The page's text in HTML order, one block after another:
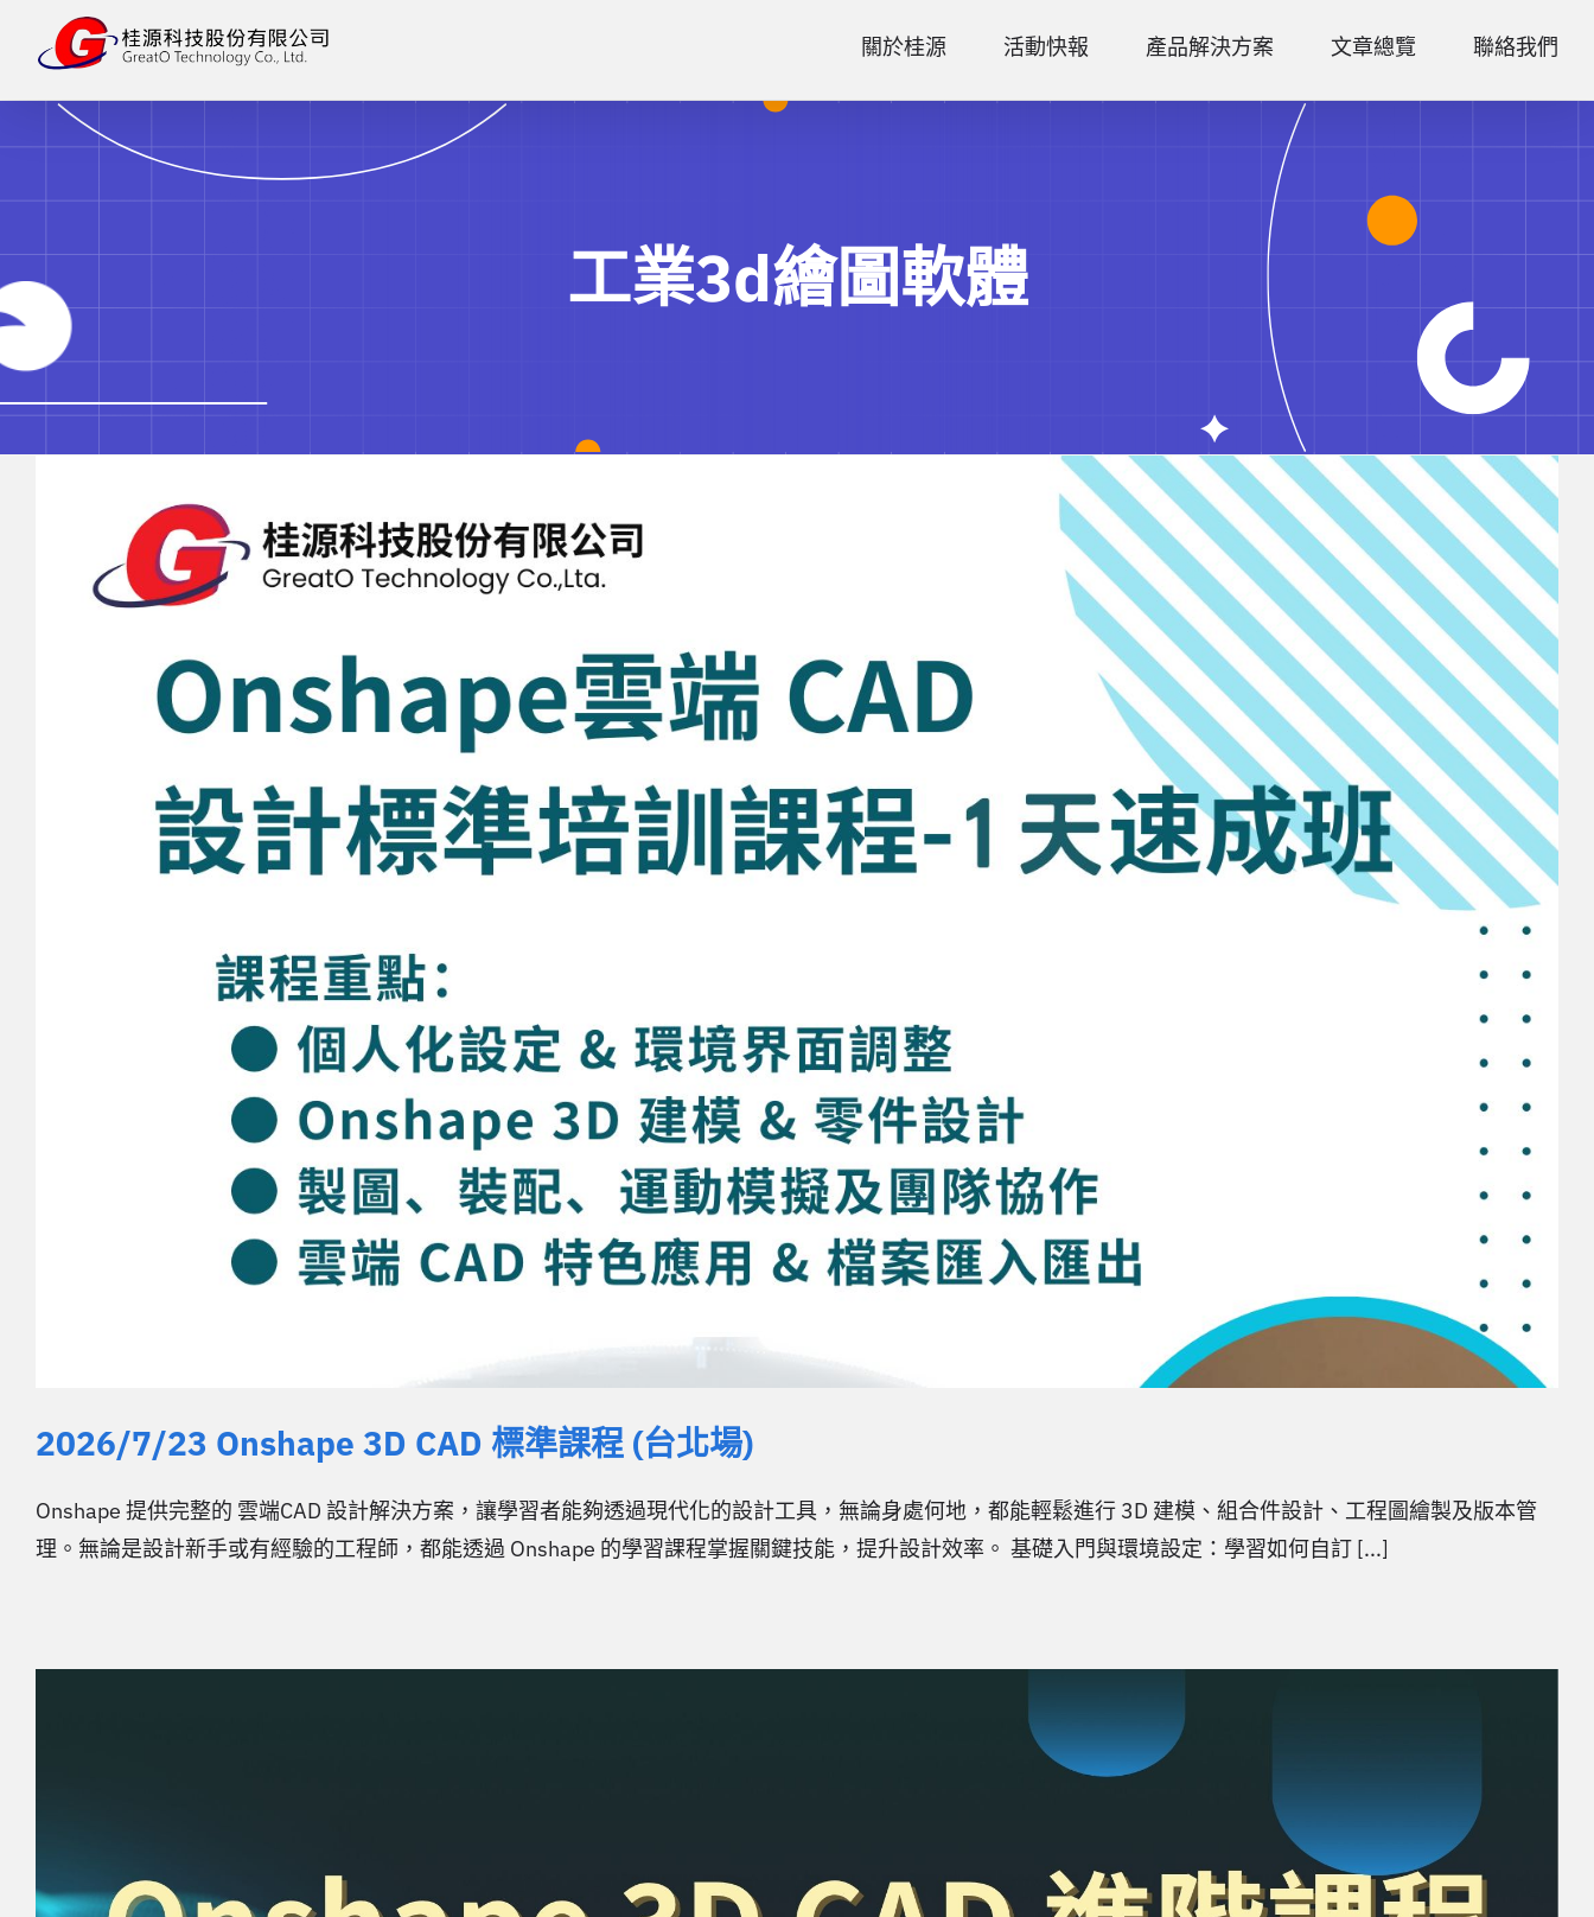
關於桂源 活動快報 產品解決方案 文章總覽 聯絡我們
工業3d繪圖軟體
2026/7/23 Onshape 3D CAD 標準課程 (台北場)
Onshape 提供完整的 雲端CAD 設計解決方案，讓學習者能夠透過現代化的設計工具，無論身處何地，都能輕鬆進行 3D 建模、組合件設計、工程圖繪製及版本管
理。無論是設計新手或有經驗的工程師，都能透過 Onshape 的學習課程掌握關鍵技能，提升設計效率。 基礎入門與環境設定：學習如何自訂 [...]